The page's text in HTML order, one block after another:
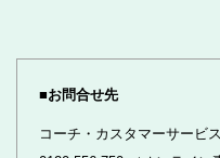
■お問合せ先
コーチ・カスタマーサービ